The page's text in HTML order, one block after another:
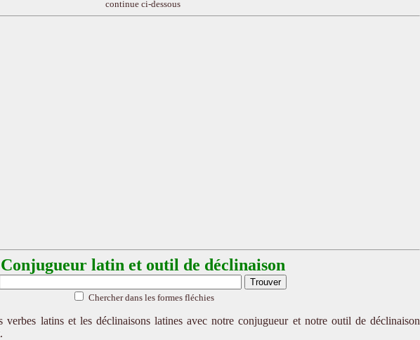
continue ci-dessous
Conjugueur latin et outil de déclinaison
Chercher dans les formes fléchies
verbes latins et les déclinaisons latines avec notre conjugueur et notre outil de déclinaison